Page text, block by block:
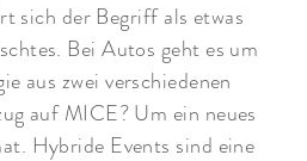
sich der Begriff als etwas
Bei Autos geht es um
aus zwei verschiedenen
auf MICE? Um ein neues
Hybride Events sind eine